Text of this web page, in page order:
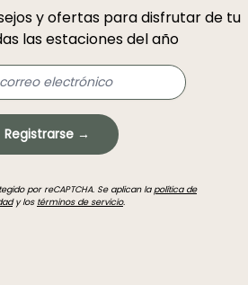
y ofertas para disfrutar de tu
las estaciones del año
Registrarse →
por reCAPTCHA. Se aplican la política de
y los términos de servicio.